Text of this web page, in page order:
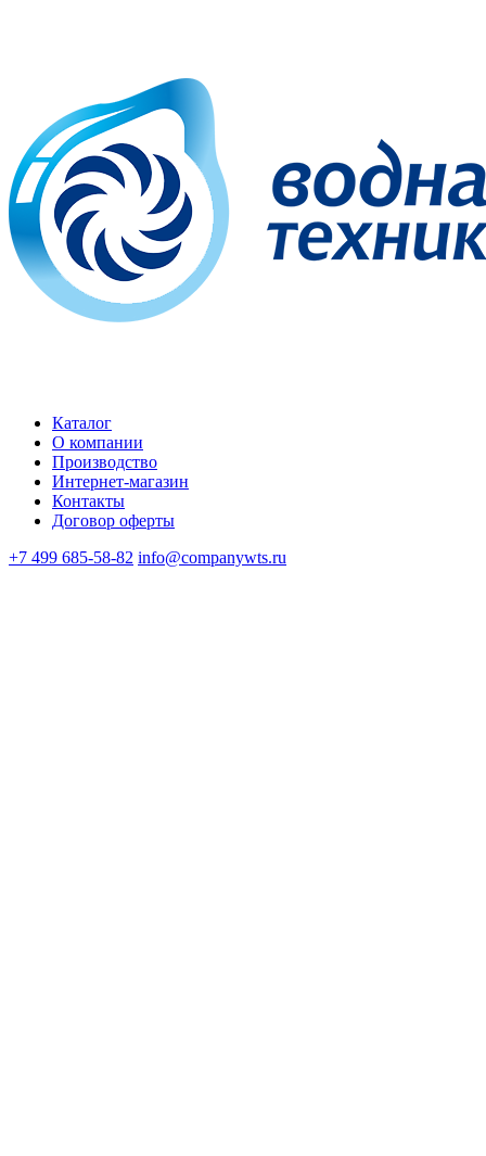
Каталог
О компании
Производство
Интернет-магазин
Контакты
Договор оферты
+7 499 685-58-82 info@companywts.ru